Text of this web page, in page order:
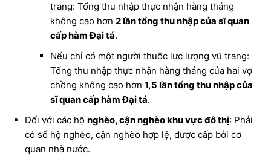
trang: Tổng thu nhập thực nhận hàng tháng
không cao hơn 2 lần tổng thu nhập của sĩ quan
cấp hàm Đại tá.
Nếu chỉ có một người thuộc lực lượng vũ trang:
Tổng thu nhập thực nhận hàng tháng của hai vợ
chồng không cao hơn 1,5 lần tổng thu nhập của
sĩ quan cấp hàm Đại tá.
Đối với các hộ nghèo, cận nghèo khu vực đô thị: Phải
có sổ hộ nghèo, cận nghèo hợp lệ, được cấp bởi cơ
quan nhà nước.